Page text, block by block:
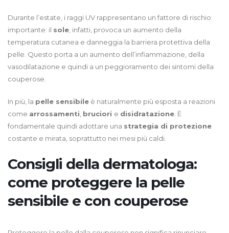
Durante l’estate, i raggi UV rappresentano un fattore di rischio
importante: il sole, infatti, provoca un aumento della
temperatura cutanea e danneggia la barriera protettiva della
pelle. Questo porta a un aumento dell’infiammazione, della
vasodilatazione e quindi a un peggioramento dei sintomi della
couperose.
In più, la pelle sensibile è naturalmente più esposta a reazioni
come arrossamenti, bruciori e disidratazione. È
fondamentale quindi adottare una strategia di protezione
costante e mirata, soprattutto nei mesi più caldi.
Consigli della dermatologa:
come proteggere la pelle
sensibile e con couperose